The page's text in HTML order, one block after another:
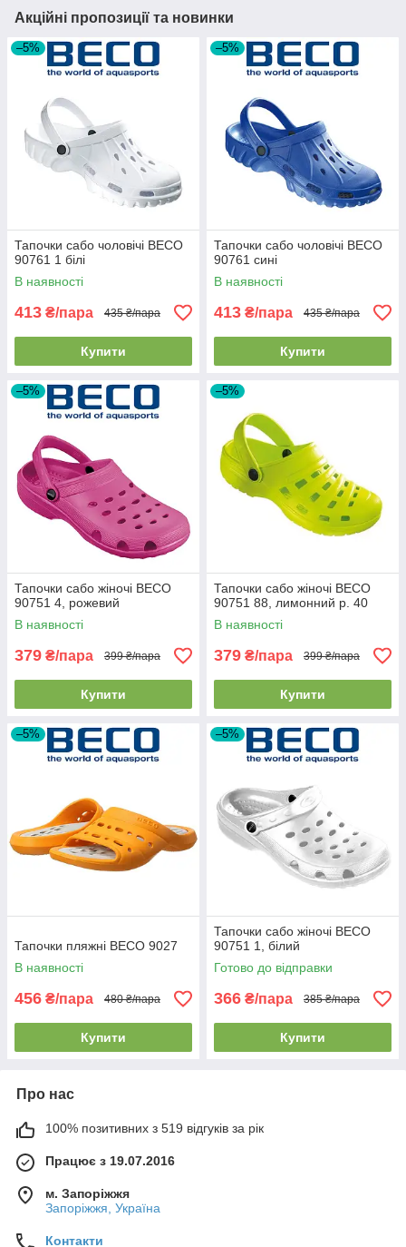
Акційні пропозиції та новинки
–5%
Тапочки сабо чоловічі BECO
90761 1 білі
В наявності
413 ₴/пара 435 ₴/пара
Купити
–5%
Тапочки сабо чоловічі BECO
90761 сині
В наявності
413 ₴/пара 435 ₴/пара
Купити
–5%
Тапочки сабо жіночі BECO
90751 4, рожевий
В наявності
379 ₴/пара 399 ₴/пара
Купити
–5%
Тапочки сабо жіночі BECO
90751 88, лимонний р. 40
В наявності
379 ₴/пара 399 ₴/пара
Купити
–5%
Тапочки пляжні BECO 9027
В наявності
456 ₴/пара 480 ₴/пара
Купити
–5%
Тапочки сабо жіночі BECO
90751 1, білий
Готово до відправки
366 ₴/пара 385 ₴/пара
Купити
Про нас
100% позитивних з 519 відгуків за рік
Працює з 19.07.2016
м. Запоріжжя
Запоріжжя, Україна
Контакти